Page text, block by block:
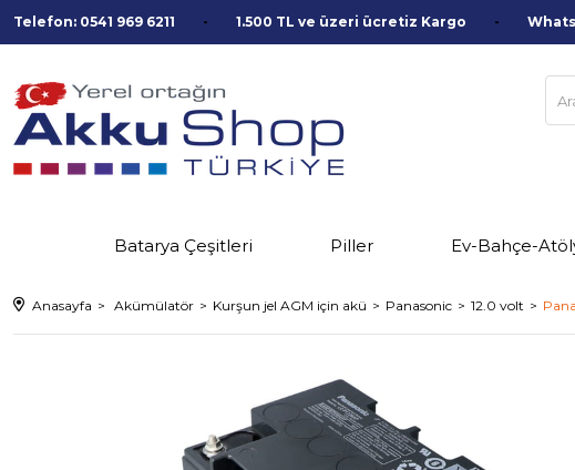
Telefon: 0541 969 6211 1.500 TL ve üzeri ücretiz Kargo
Batarya Çeşitleri Piller Ev-Bahçe-
Anasayfa Akümülatör Kurşun jel AGM için akü Panasonic 12.0 volt